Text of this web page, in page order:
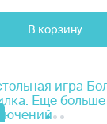
В корзину